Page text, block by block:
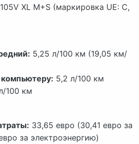
XL M+S (маркировка UE: C,
5,25 л/100 км (19,05 км/
5,2 л/100 км
100 км
33,65 евро (30,41 евро за
за электроэнергию)